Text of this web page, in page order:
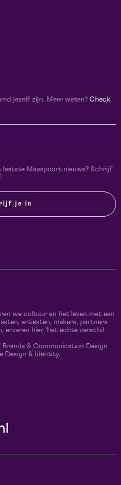
jezelf zijn. Meer weten? Check
Maaspoort nieuws? Schrijf
je in
we cultuur en het leven met een
artiesten, makers, partners
ervaren hier ‘het echte verschil
& Communication Design
Design & Identity.